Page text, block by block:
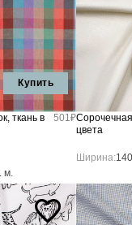
Купить
ткань в
501₽
м.
цвета
Ширина: